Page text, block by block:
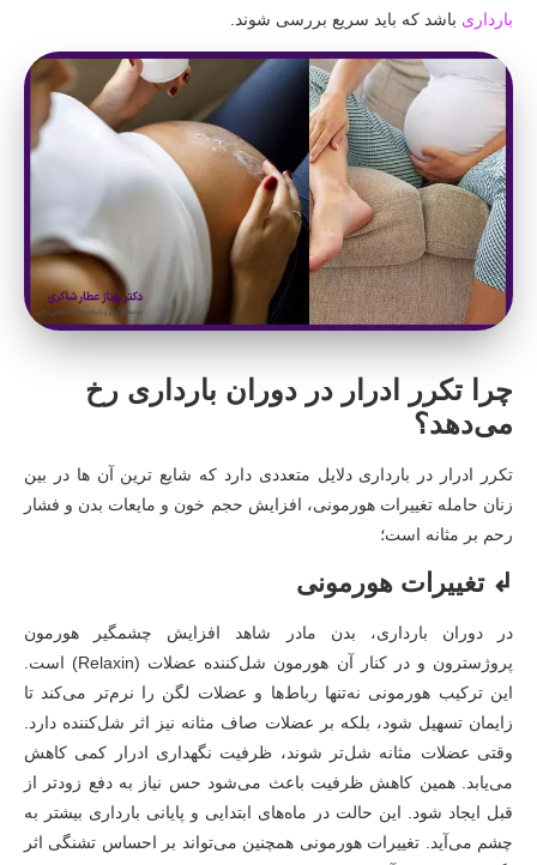
بارداری باشد که باید سریع بررسی شوند.
چرا تکرر ادرار در دوران بارداری رخ
می‌دهد؟
تکرر ادرار در بارداری دلایل متعددی دارد که شایع ترین آن ها در بین
زنان حامله تغییرات هورمونی، افزایش حجم خون و مایعات بدن و فشار
رحم بر مثانه است؛
↲ تغییرات هورمونی
در دوران بارداری، بدن مادر شاهد افزایش چشمگیر هورمون
پروژسترون و در کنار آن هورمون شل‌کننده عضلات (Relaxin) است.
این ترکیب هورمونی نه‌تنها رباط‌ها و عضلات لگن را نرم‌تر می‌کند تا
زایمان تسهیل شود، بلکه بر عضلات صاف مثانه نیز اثر شل‌کننده دارد.
وقتی عضلات مثانه شل‌تر شوند، ظرفیت نگهداری ادرار کمی کاهش
می‌یابد. همین کاهش ظرفیت باعث می‌شود حس نیاز به دفع زودتر از
قبل ایجاد شود. این حالت در ماه‌های ابتدایی و پایانی بارداری بیشتر به
چشم می‌آید. تغییرات هورمونی همچنین می‌تواند بر احساس تشنگی اثر